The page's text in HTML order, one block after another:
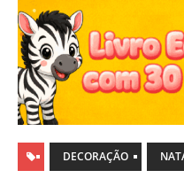
DECORAÇÃO